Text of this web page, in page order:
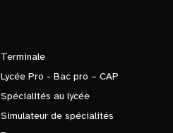
Terminale
Lycée Pro - Bac pro – CAP
Spécialités au lycée
Simulateur de spécialités